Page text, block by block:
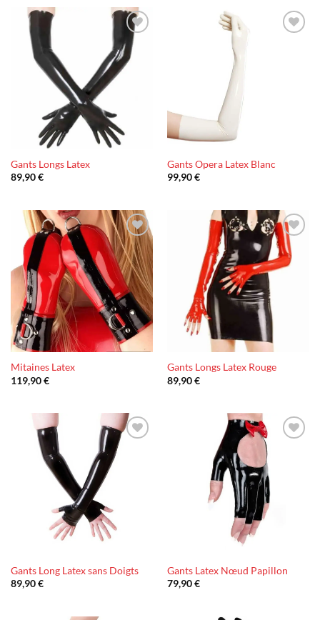
Ajouter
à la liste
d’envies
Gants Longs Latex
89,90€
Gants Opera Latex Blanc
99,90€
Ajouter
à la liste
d’envies
Mitaines Latex
119,90€
Ajouter
à la liste
d’envies
Gants Longs Latex Rouge
89,90€
Ajouter
Gants Long Latex sans Doigts
89,90€
Gants Latex Nœud Papillon
79,90€